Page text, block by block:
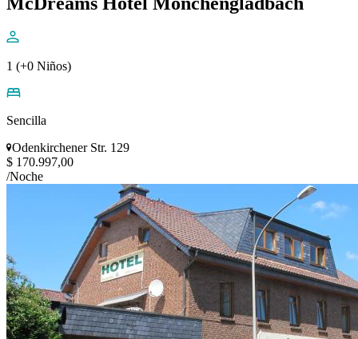
1 (+0 Niños)
Sencilla
Odenkirchener Str. 129
$ 170.997,00
/Noche